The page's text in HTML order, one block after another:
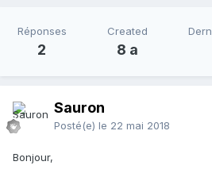
Réponses
2
Created
8 a
Sauron
Posté(e) le 22 mai 2018
Bonjour,